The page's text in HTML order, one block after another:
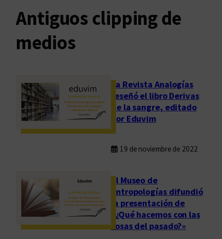
Antiguos clipping de
medios
La Revista Analogías
reseñó el libro Derivas
de la sangre, editado
por Eduvim
19 de noviembre de 2022
El Museo de
Antropologías difundió
la presentación de
«¿Qué hacemos con las
cosas del pasado?»